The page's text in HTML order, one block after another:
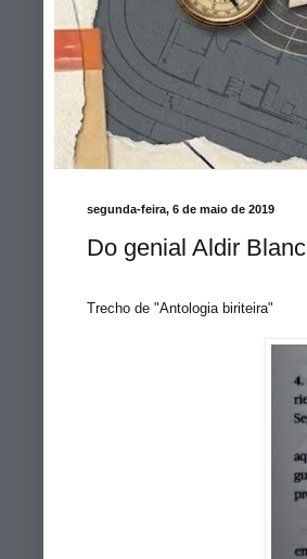
segunda-feira, 6 de maio de 2019
Do genial Aldir Blanc
Trecho de "Antologia biriteira"